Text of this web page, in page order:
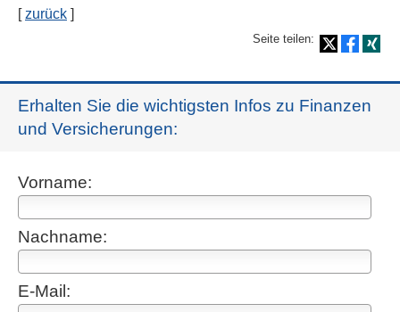
[zurück ]
Seite teilen:
Erhalten Sie die wichtigsten Infos zu Finanzen
und Versicherungen:
Vorname:
Nachname:
E-Mail: